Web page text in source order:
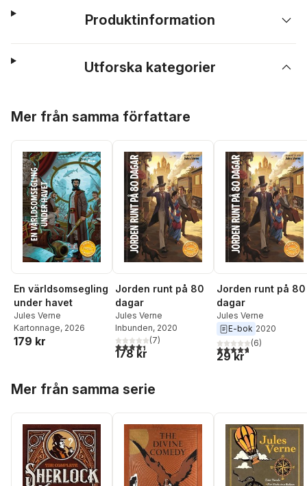
Produktinformation
Utforska kategorier
Mer från samma författare
En världsomsegling
under havet
Jules Verne
Kartonnage, 2026
179 kr
Jorden runt på 80
dagar
Jules Verne
Inbunden, 2020
4,4utav 5 stjärnor. Totalt antal röster:
(7)
178 kr
Jorden runt på 80
dagar
Jules Verne
E-bok 2020
4,7utav 5 stjärnor.
(6)
29 kr
Mer från samma serie